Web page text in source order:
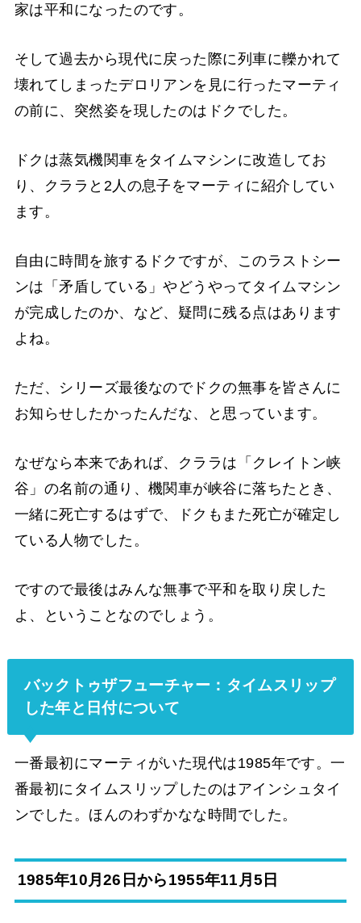
家は平和になったのです。
そして過去から現代に戻った際に列車に轢かれて
壊れてしまったデロリアンを見に行ったマーティ
の前に、突然姿を現したのはドクでした。
ドクは蒸気機関車をタイムマシンに改造してお
り、クララと2人の息子をマーティに紹介してい
ます。
自由に時間を旅するドクですが、このラストシー
ンは「矛盾している」やどうやってタイムマシン
が完成したのか、など、疑問に残る点はあります
よね。
ただ、シリーズ最後なのでドクの無事を皆さんに
お知らせしたかったんだな、と思っています。
なぜなら本来であれば、クララは「クレイトン峡
谷」の名前の通り、機関車が峡谷に落ちたとき、
一緒に死亡するはずで、ドクもまた死亡が確定し
ている人物でした。
ですので最後はみんな無事で平和を取り戻した
よ、ということなのでしょう。
バックトゥザフューチャー：タイムスリップ
した年と日付について
一番最初にマーティがいた現代は1985年です。一
番最初にタイムスリップしたのはアインシュタイ
ンでした。ほんのわずかなな時間でした。
1985年10月26日から1955年11月5日